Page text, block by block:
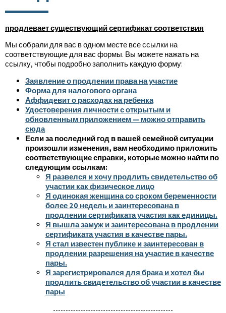
продлевает существующий сертификат соответствия
Мы собрали для вас в одном месте все ссылки на
соответствующие для вас формы. Вы можете нажать на
ссылку, чтобы подробно заполнить каждую форму:
Заявление о продлении права на участие
Форма для налогового органа
Аффидевит о расходах на ребенка
Удостоверения личности с открытым и
обновленным приложением — можно отправить
сюда
Если за последний год в вашей семейной ситуации
произошли изменения, вам необходимо приложить
соответствующие справки, которые можно найти по
следующим ссылкам:
Я развелся и хочу продлить свидетельство об
участии как физическое лицо
Я одинокая женщина со сроком беременности
более 20 недель и заинтересована в
продлении сертификата участия как единицы.
Я вышла замуж и заинтересована в продлении
сертификата участия в качестве пары.
Я стал известен публике и заинтересован в
продлении разрешения на участие в качестве
пары.
Я зарегистрировался для брака и хотел бы
продлить свидетельство об участии в качестве
пары